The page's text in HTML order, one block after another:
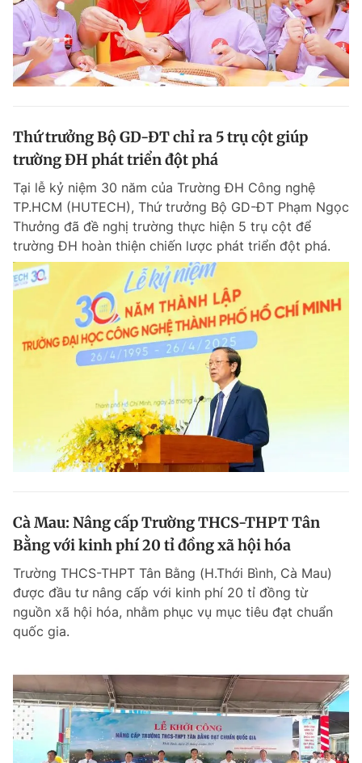
0906 645 777 0908 780 404
Đặt báo Quảng cáo RSS Tòa soạn Chính sách bảo
Tổng biên tập: Nguyễn Ngọc Toàn
Tổng thư ký tòa soạn: Đức Trung
Giấy phép xuất bản số 110/GP - BTTTT cấp ngày 24.3.2020
© 2003-2026 Bản quyền thuộc về Báo Thanh Niên. Cấm sao chép
dưới mọi hình thức nếu không có sự chấp thuận bằng văn bản.
Phát triển bởi ePi Technologies, JSC.
Thứ trưởng Bộ GD-ĐT chỉ ra 5 trụ cột giúp
trường ĐH phát triển đột phá
Tại lễ kỷ niệm 30 năm của Trường ĐH Công nghệ
TP.HCM (HUTECH), Thứ trưởng Bộ GD-ĐT Phạm Ngọc
Thưởng đã đề nghị trường thực hiện 5 trụ cột để
trường ĐH hoàn thiện chiến lược phát triển đột phá.
Cà Mau: Nâng cấp Trường THCS-THPT Tân
Bằng với kinh phí 20 tỉ đồng xã hội hóa
Trường THCS-THPT Tân Bằng (H.Thới Bình, Cà Mau)
được đầu tư nâng cấp với kinh phí 20 tỉ đồng từ
nguồn xã hội hóa, nhằm phục vụ mục tiêu đạt chuẩn
quốc gia.